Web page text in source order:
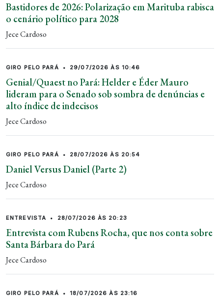
Bastidores de 2026: Polarização em Marituba rabisca
o cenário político para 2028
Jece Cardoso
GIRO PELO PARÁ • 29/07/2026 ÀS 10:46
Genial/Quaest no Pará: Helder e Éder Mauro
lideram para o Senado sob sombra de denúncias e
alto índice de indecisos
Jece Cardoso
GIRO PELO PARÁ • 28/07/2026 ÀS 20:54
Daniel Versus Daniel (Parte 2)
Jece Cardoso
ENTREVISTA • 28/07/2026 ÀS 20:23
Entrevista com Rubens Rocha, que nos conta sobre
Santa Bárbara do Pará
Jece Cardoso
GIRO PELO PARÁ • 18/07/2026 ÀS 23:16